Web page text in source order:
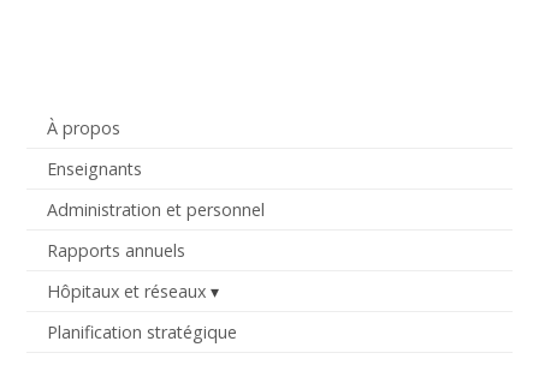
À propos
Enseignants
Administration et personnel
Rapports annuels
Hôpitaux et réseaux
Planification stratégique